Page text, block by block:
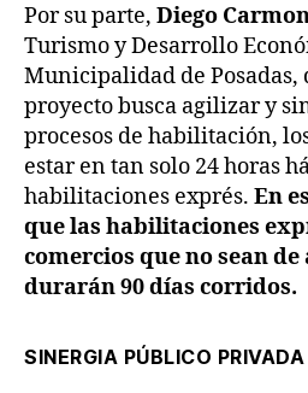
Por su parte, Diego
Turismo y Desarrollo
Municipalidad de Posadas,
proyecto busca agilizar y
procesos de habilitación,
estar en tan solo 24 horas
habilitaciones exprés. En
que las habilitaciones
comercios que no sean
durarán 90 días corridos.
SINERGIA PÚBLICO PRIVADA